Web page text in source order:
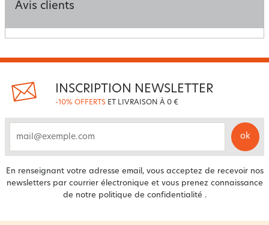
Avis clients
INSCRIPTION NEWSLETTER
-10% OFFERTS ET LIVRAISON À 0 €
email
ok
En renseignant votre adresse email, vous acceptez de recevoir nos
newsletters par courrier électronique et vous prenez connaissance
de notre politique de confidentialité .